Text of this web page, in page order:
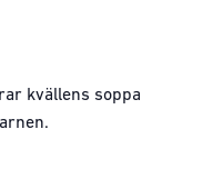
kvällens soppa